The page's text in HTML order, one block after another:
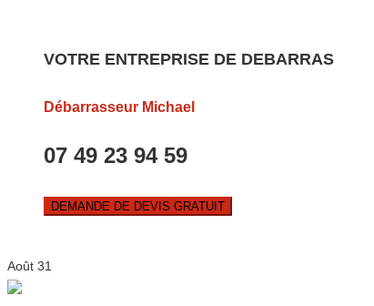
VOTRE ENTREPRISE DE DEBARRAS
Débarrasseur Michael
07 49 23 94 59
DEMANDE DE DEVIS GRATUIT
Août 31